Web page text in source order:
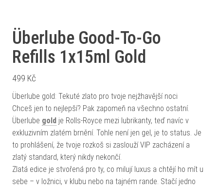
Überlube Good-To-Go
Refills 1x15ml Gold
499 Kč
Überlube gold: Tekuté zlato pro tvoje nejžhavější noci
Chceš jen to nejlepší? Pak zapomeň na všechno ostatní.
Überlube gold je Rolls-Royce mezi lubrikanty, teď navíc v
exkluzivním zlatém brnění. Tohle není jen gel, je to status. Je
to prohlášení, že tvoje rozkoš si zaslouží VIP zacházení a
zlatý standard, který nikdy nekončí.
Zlatá edice je stvořená pro ty, co milují luxus a chtějí ho mít u
sebe – v ložnici, v klubu nebo na tajném rande. Stačí jedno